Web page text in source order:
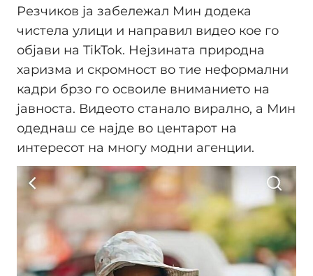
Резчиков ја забележал Мин додека
чистела улици и направил видео кое го
објави на TikTok. Нејзината природна
харизма и скромност во тие неформални
кадри брзо го освоиле вниманието на
јавноста. Видеото станало вирално, а Мин
одеднаш се најде во центарот на
интересот на многу модни агенции.